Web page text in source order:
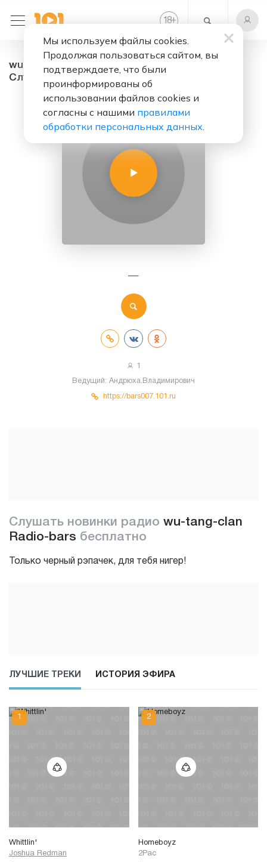
18+
wu-tang-clan Radio-bars - радио онлайн.
Слушать бесплатно
—
1
Ведущий: Андрюха.Владимирович
https://bars007.101.ru
Слушать новинки радио wu-tang-clan
Radio-bars бесплатно
Только черный рэпачек, для тебя нигер!
ЛУЧШИЕ ТРЕКИ ИСТОРИЯ ЭФИРА
Whittlin'
Joshua Redman
Homeboyz
2Pac
Мы используем файлы cookies.
Продолжая пользоваться сайтом, вы
подтверждаете, что были
проинформированы об
использовании файлов cookies и
согласны с нашими правилами
обработки персональных данных.